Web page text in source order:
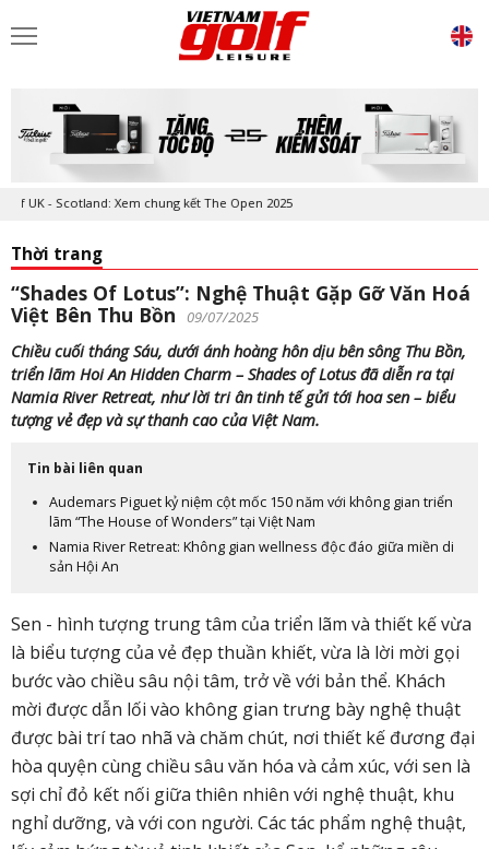
Xem chung kết The Open 2025
Thời trang
“Shades Of Lotus”: Nghệ Thuật Gặp Gỡ Văn Hoá
Việt Bên Thu Bồn
09/07/2025
Chiều cuối tháng Sáu, dưới ánh hoàng hôn dịu bên sông Thu Bồn,
triển lãm Hoi An Hidden Charm – Shades of Lotus đã diễn ra tại
Namia River Retreat, như lời tri ân tinh tế gửi tới hoa sen – biểu
tượng vẻ đẹp và sự thanh cao của Việt Nam.
Tin bài liên quan
Audemars Piguet kỷ niệm cột mốc 150 năm với không gian triển
lãm “The House of Wonders” tại Việt Nam
Namia River Retreat: Không gian wellness độc đáo giữa miền di
sản Hội An
Sen - hình tượng trung tâm của triển lãm và thiết kế vừa
là biểu tượng của vẻ đẹp thuần khiết, vừa là lời mời gọi
bước vào chiều sâu nội tâm, trở về với bản thể. Khách
mời được dẫn lối vào không gian trưng bày nghệ thuật
được bài trí tao nhã và chăm chút, nơi thiết kế đương đại
hòa quyện cùng chiều sâu văn hóa và cảm xúc, với sen là
sợi chỉ đỏ kết nối giữa thiên nhiên với nghệ thuật, khu
nghỉ dưỡng, và với con người. Các tác phẩm nghệ thuật,